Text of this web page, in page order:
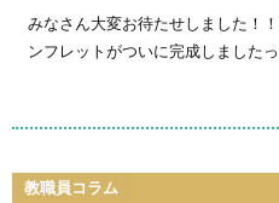
みなさん大変お待たせしました！
ンフレットがついに完成しました
教職員コラム